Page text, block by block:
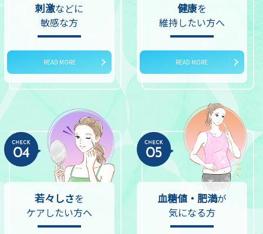
刺激などに
敏感な方
READ MORE
健康を
維持したい方へ
READ MORE
若々しさを
ケアしたい方へ
血糖値・肥満が
気になる方